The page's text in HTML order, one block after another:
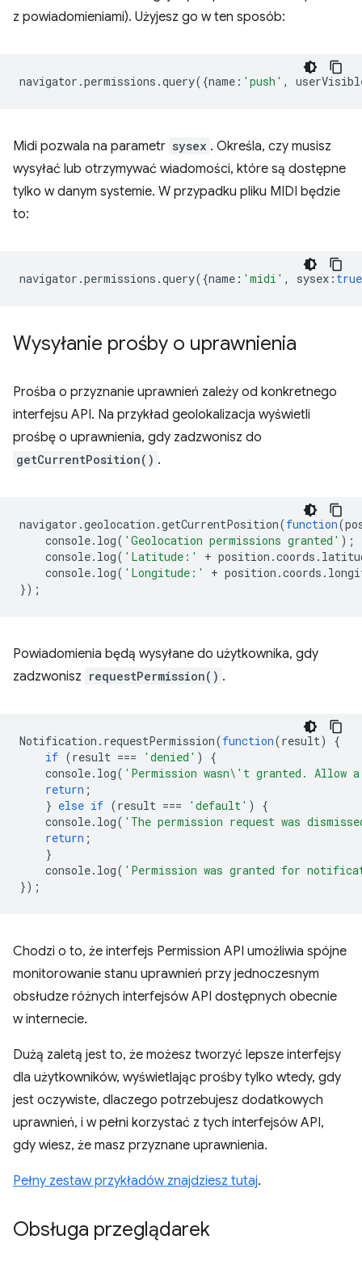
z powiadomieniami). Użyjesz go w ten sposób:
navigator .permissions .query({name : 'push' ,
Midi pozwala na parametr sysex . Określa, czy musisz
wysyłać lub otrzymywać wiadomości, które są dostępne
tylko w danym systemie. W przypadku pliku MIDI będzie
to:
navigator .permissions .query({name : 'midi' , sysex : true
Wysyłanie prośby o uprawnienia
Prośba o przyznanie uprawnień zależy od konkretnego
interfejsu API. Na przykład geolokalizacja wyświetli
prośbę o uprawnienia, gdy zadzwonisz do
getCurrentPosition() .
navigator .geolocation .getCurrentPosition(function(
console. log( 'Geolocation permissions granted' );
console. log( 'Latitude:' + position .coords .
console. log( 'Longitude:' + position .coords .
});
Powiadomienia będą wysyłane do użytkownika, gdy
zadzwonisz requestPermission() .
Notification . requestPermission(function(result)
{
if (result === 'denied' )
{
console. log( 'Permission wasn\'t granted. Allow
return ;
} else if (result === 'default' )
{
console. log( 'The permission request was
return ;
}
console. log( 'Permission was granted for
});
Chodzi o to, że interfejs Permission API umożliwia spójne
monitorowanie stanu uprawnień przy jednoczesnym
obsłudze różnych interfejsów API dostępnych obecnie
w internecie.
Dużą zaletą jest to, że możesz tworzyć lepsze interfejsy
dla użytkowników, wyświetlając prośby tylko wtedy, gdy
jest oczywiste, dlaczego potrzebujesz dodatkowych
uprawnień, i w pełni korzystać z tych interfejsów API,
gdy wiesz, że masz przyznane uprawnienia.
Pełny zestaw przykładów znajdziesz tutaj.
Obsługa przeglądarek